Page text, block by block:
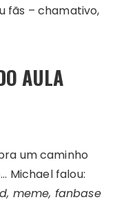
fãs – chamativo,
AULA
um caminho
Michael falou:
meme, fanbase